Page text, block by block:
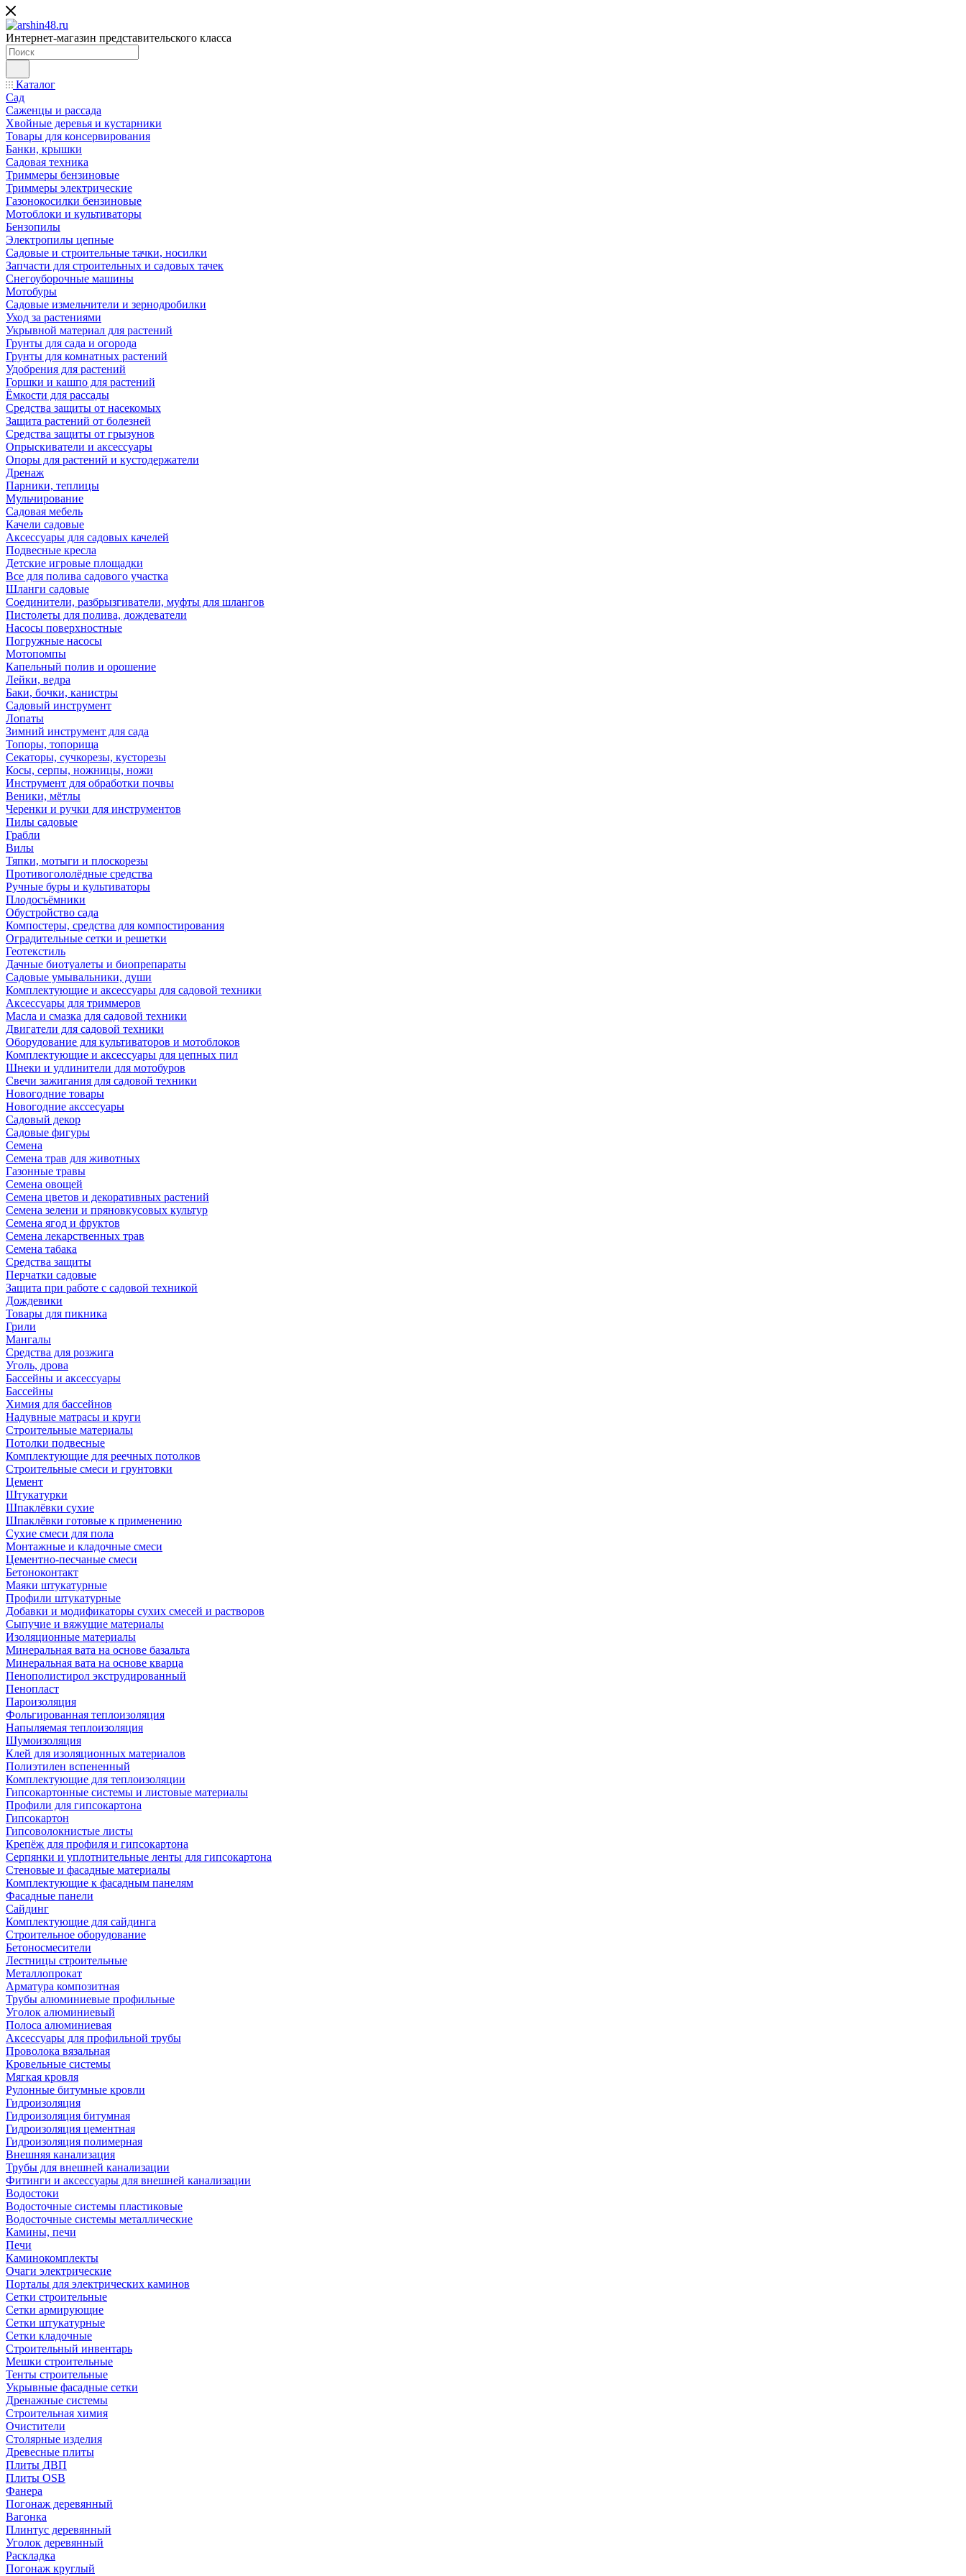
Интернет-магазин представительского класса
Каталог
Сад
Саженцы и рассада
Хвойные деревья и кустарники
Товары для консервирования
Банки, крышки
Садовая техника
Триммеры бензиновые
Триммеры электрические
Газонокосилки бензиновые
Мотоблоки и культиваторы
Бензопилы
Электропилы цепные
Садовые и строительные тачки, носилки
Запчасти для строительных и садовых тачек
Снегоуборочные машины
Мотобуры
Садовые измельчители и зернодробилки
Уход за растениями
Укрывной материал для растений
Грунты для сада и огорода
Грунты для комнатных растений
Удобрения для растений
Горшки и кашпо для растений
Ёмкости для рассады
Средства защиты от насекомых
Защита растений от болезней
Средства защиты от грызунов
Опрыскиватели и аксессуары
Опоры для растений и кустодержатели
Дренаж
Парники, теплицы
Мульчирование
Садовая мебель
Качели садовые
Аксессуары для садовых качелей
Подвесные кресла
Детские игровые площадки
Все для полива садового участка
Шланги садовые
Соединители, разбрызгиватели, муфты для шлангов
Пистолеты для полива, дождеватели
Насосы поверхностные
Погружные насосы
Мотопомпы
Капельный полив и орошение
Лейки, ведра
Баки, бочки, канистры
Садовый инструмент
Лопаты
Зимний инструмент для сада
Топоры, топорища
Секаторы, сучкорезы, кусторезы
Косы, серпы, ножницы, ножи
Инструмент для обработки почвы
Веники, мётлы
Черенки и ручки для инструментов
Пилы садовые
Грабли
Вилы
Тяпки, мотыги и плоскорезы
Противогололёдные средства
Ручные буры и культиваторы
Плодосъёмники
Обустройство сада
Компостеры, средства для компостирования
Оградительные сетки и решетки
Геотекстиль
Дачные биотуалеты и биопрепараты
Садовые умывальники, души
Комплектующие и аксессуары для садовой техники
Аксессуары для триммеров
Масла и смазка для садовой техники
Двигатели для садовой техники
Оборудование для культиваторов и мотоблоков
Комплектующие и аксессуары для цепных пил
Шнеки и удлинители для мотобуров
Свечи зажигания для садовой техники
Новогодние товары
Новогодние акссесуары
Садовый декор
Садовые фигуры
Семена
Семена трав для животных
Газонные травы
Семена овощей
Семена цветов и декоративных растений
Семена зелени и пряновкусовых культур
Семена ягод и фруктов
Семена лекарственных трав
Семена табака
Средства защиты
Перчатки садовые
Защита при работе с садовой техникой
Дождевики
Товары для пикника
Грили
Мангалы
Средства для розжига
Уголь, дрова
Бассейны и аксессуары
Бассейны
Химия для бассейнов
Надувные матрасы и круги
Строительные материалы
Потолки подвесные
Комплектующие для реечных потолков
Строительные смеси и грунтовки
Цемент
Штукатурки
Шпаклёвки сухие
Шпаклёвки готовые к применению
Сухие смеси для пола
Монтажные и кладочные смеси
Цементно-песчаные смеси
Бетоноконтакт
Маяки штукатурные
Профили штукатурные
Добавки и модификаторы сухих смесей и растворов
Сыпучие и вяжущие материалы
Изоляционные материалы
Минеральная вата на основе базальта
Минеральная вата на основе кварца
Пенополистирол экструдированный
Пенопласт
Пароизоляция
Фольгированная теплоизоляция
Напыляемая теплоизоляция
Шумоизоляция
Клей для изоляционных материалов
Полиэтилен вспененный
Комплектующие для теплоизоляции
Гипсокартонные системы и листовые материалы
Профили для гипсокартона
Гипсокартон
Гипсоволокнистые листы
Крепёж для профиля и гипсокартона
Серпянки и уплотнительные ленты для гипсокартона
Стеновые и фасадные материалы
Комплектующие к фасадным панелям
Фасадные панели
Сайдинг
Комплектующие для сайдинга
Строительное оборудование
Бетоносмесители
Лестницы строительные
Металлопрокат
Арматура композитная
Трубы алюминиевые профильные
Уголок алюминиевый
Полоса алюминиевая
Аксессуары для профильной трубы
Проволока вязальная
Кровельные системы
Мягкая кровля
Рулонные битумные кровли
Гидроизоляция
Гидроизоляция битумная
Гидроизоляция цементная
Гидроизоляция полимерная
Внешняя канализация
Трубы для внешней канализации
Фитинги и аксессуары для внешней канализации
Водостоки
Водосточные системы пластиковые
Водосточные системы металлические
Камины, печи
Печи
Каминокомплекты
Очаги электрические
Порталы для электрических каминов
Сетки строительные
Сетки армирующие
Сетки штукатурные
Сетки кладочные
Строительный инвентарь
Мешки строительные
Тенты строительные
Укрывные фасадные сетки
Дренажные системы
Строительная химия
Очистители
Столярные изделия
Древесные плиты
Плиты ДВП
Плиты OSB
Фанера
Погонаж деревянный
Вагонка
Плинтус деревянный
Уголок деревянный
Раскладка
Погонаж круглый